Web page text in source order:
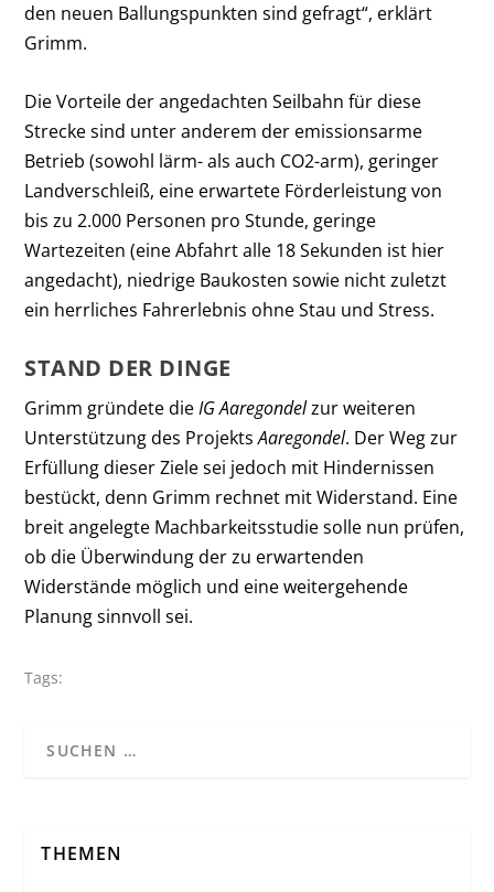
den neuen Ballungspunkten sind gefragt“, erklärt
Grimm.
Die Vorteile der angedachten Seilbahn für diese
Strecke sind unter anderem der emissionsarme
Betrieb (sowohl lärm- als auch CO2-arm), geringer
Landverschleiß, eine erwartete Förderleistung von
bis zu 2.000 Personen pro Stunde, geringe
Wartezeiten (eine Abfahrt alle 18 Sekunden ist hier
angedacht), niedrige Baukosten sowie nicht zuletzt
ein herrliches Fahrerlebnis ohne Stau und Stress.
STAND DER DINGE
Grimm gründete dieIG Aaregondelzur weiteren
Unterstützung des ProjektsAaregondel. Der Weg zur
Erfüllung dieser Ziele sei jedoch mit Hindernissen
bestückt, denn Grimm rechnet mit Widerstand. Eine
breit angelegte Machbarkeitsstudie solle nun prüfen,
ob die Überwindung der zu erwartenden
Widerstände möglich und eine weitergehende
Planung sinnvoll sei.
Tags:
THEMEN